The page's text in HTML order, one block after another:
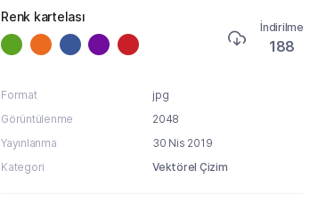
Renk kartelası
İndirilme
188
Format
jpg
Görüntülenme
2048
Yayınlanma
30 Nis 2019
Kategori
Vektörel Çizim